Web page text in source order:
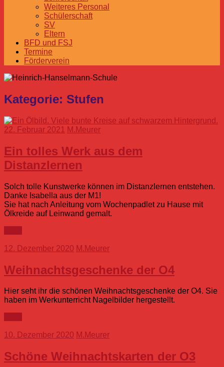
Weiteres Personal
Schülerschaft
SV
Eltern
BFD und FSJ
Termine
Förderverein
Kategorie: Stufen
22. Februar 2021 M.Meurer
Ein tolles Werk aus dem
Distanzlernen
Solch tolle Kunstwerke können im Distanzlernen entstehen.
Danke Isabella aus der M1!
Sie hat nach Anleitung vom Wochenpadlet zu Hause mit
Ölkreide auf Leinwand gemalt.
12. Dezember 2020 M.Meurer
Weihnachtsgeschenke der O4
Hier seht ihr die schönen Weihnachtsgeschenke der O4. Sie
haben im Werkunterricht Nagelbilder hergestellt.
10. Dezember 2020 M.Meurer
Schöne Weihnachtskarten der O3